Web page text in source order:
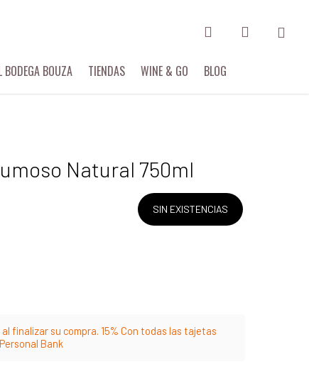
BODEGA BOUZA TIENDAS WINE & GO BLOG
Natural 750ml
finalizar su compra. 15% Con todas las tajetas
Bank
SIN EXISTENCIAS